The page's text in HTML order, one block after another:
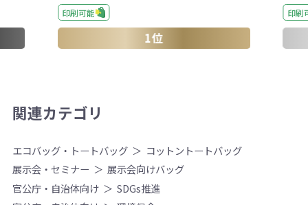
印刷可能
1位
印刷
関連カテゴリ
エコバッグ・トートバッグ
コットントートバッグ
展示会・セミナー
展示会向けバッグ
官公庁・自治体向け
SDGs推進